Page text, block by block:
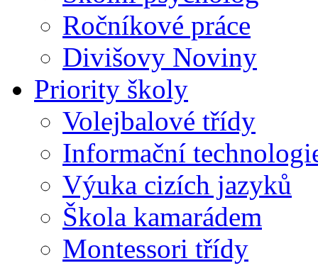
Ročníkové práce
Divišovy Noviny
Priority školy
Volejbalové třídy
Informační
Výuka cizích jazyků
Škola kamarádem
Montessori třídy